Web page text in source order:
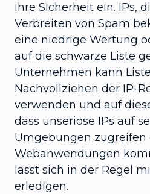
ihre Sicherheit ein. IPs,
Verbreiten von Spam
eine niedrige Wertung
auf die schwarze Liste
Unternehmen kann
Nachvollziehen der IP-
verwenden und auf
dass unseriöse IPs auf
Umgebungen zugreifen
Webanwendungen
lässt sich in der Regel
erledigen.